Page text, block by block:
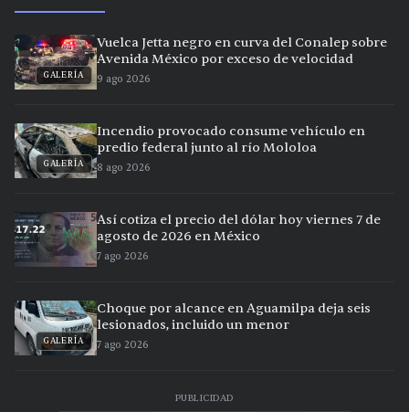
GALERÍA
Vuelca Jetta negro en curva del Conalep sobre
Avenida México por exceso de velocidad
9 ago 2026
GALERÍA
Incendio provocado consume vehículo en
predio federal junto al río Mololoa
8 ago 2026
Así cotiza el precio del dólar hoy viernes 7 de
agosto de 2026 en México
7 ago 2026
GALERÍA
Choque por alcance en Aguamilpa deja seis
lesionados, incluido un menor
7 ago 2026
PUBLICIDAD